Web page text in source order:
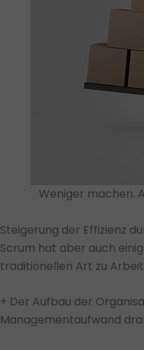
Weniger machen.
Steigerung der Effizienz
Scrum hat aber auch
traditionellen Art zu
+ Der Aufbau der
Managementaufwand